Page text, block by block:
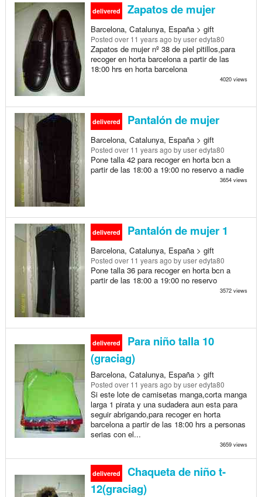
delivered Zapatos de mujer
Barcelona, Catalunya, España > gift
Posted over 11 years ago by user edyta80
Zapatos de mujer nº 38 de piel pitillos,para
recoger en horta barcelona a partir de las
18:00 hrs en horta barcelona
4020 views
delivered Pantalón de mujer
Barcelona, Catalunya, España > gift
Posted over 11 years ago by user edyta80
Pone talla 42 para recoger en horta bcn a
partir de las 18:00 a 19:00 no reservo a nadie
3654 views
delivered Pantalón de mujer 1
Barcelona, Catalunya, España > gift
Posted over 11 years ago by user edyta80
Pone talla 36 para recoger en horta bcn a
partir de las 18:00 a 19:00 no reservo
3572 views
delivered
Para niño talla 10
(graciag)
Barcelona, Catalunya, España > gift
Posted over 11 years ago by user edyta80
Si este lote de camisetas manga,corta manga
larga 1 pirata y una sudadera aun esta para
seguir abrigando,para recoger en horta
barcelona a partir de las 18:00 hrs a personas
serias con el...
3659 views
delivered
Chaqueta de niño t-
12(graciag)